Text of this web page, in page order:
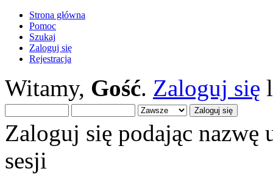
Strona główna
Pomoc
Szukaj
Zaloguj się
Rejestracja
Witamy, Gość. Zaloguj się
Zaloguj się podając nazwę
sesji